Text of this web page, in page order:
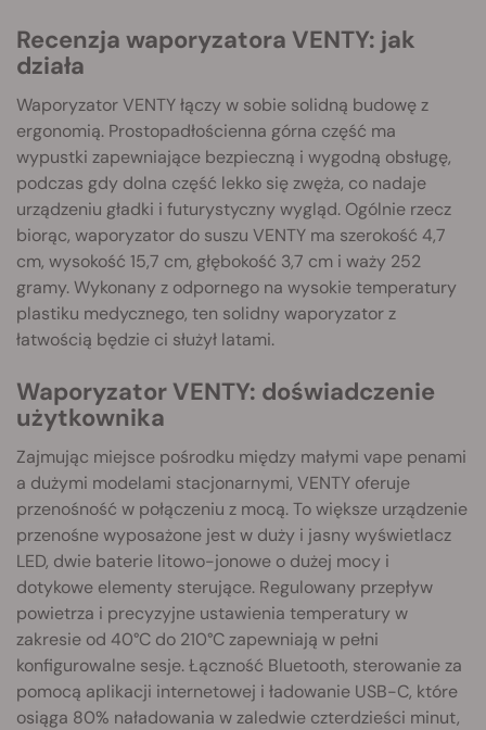
Recenzja waporyzatora VENTY: jak
działa
Waporyzator VENTY łączy w sobie solidną budowę z
ergonomią. Prostopadłościenna górna część ma
wypustki zapewniające bezpieczną i wygodną obsługę,
podczas gdy dolna część lekko się zwęża, co nadaje
urządzeniu gładki i futurystyczny wygląd. Ogólnie rzecz
biorąc, waporyzator do suszu VENTY ma szerokość 4,7
cm, wysokość 15,7 cm, głębokość 3,7 cm i waży 252
gramy. Wykonany z odpornego na wysokie temperatury
plastiku medycznego, ten solidny waporyzator z
łatwością będzie ci służył latami.
Waporyzator VENTY: doświadczenie
użytkownika
Zajmując miejsce pośrodku między małymi vape penami
a dużymi modelami stacjonarnymi, VENTY oferuje
przenośność w połączeniu z mocą. To większe urządzenie
przenośne wyposażone jest w duży i jasny wyświetlacz
LED, dwie baterie litowo-jonowe o dużej mocy i
dotykowe elementy sterujące. Regulowany przepływ
powietrza i precyzyjne ustawienia temperatury w
zakresie od 40°C do 210°C zapewniają w pełni
konfigurowalne sesje. Łączność Bluetooth, sterowanie za
pomocą aplikacji internetowej i ładowanie USB-C, które
osiąga 80% naładowania w zaledwie czterdzieści minut,